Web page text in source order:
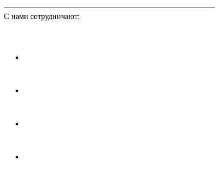
С нами сотрудничают: